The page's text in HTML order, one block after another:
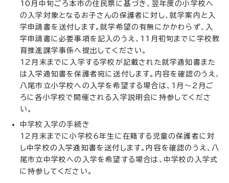
10月中旬ごろ本市の住民票に基づき、翌年度の小学校へ
の入学対象となるお子さんの保護者に対し、就学案内と入
学申請書を送付します。就学希望の有無にかかわらず、入
学申請書に必要事項を記入のうえ、11月初旬までに学校教
育推進課学事係へ提出してください。
12月末までに入学する学校が記載された就学通知書また
は入学通知書を保護者宛に送付します。内容を確認のうえ、
八尾市立小学校への入学を希望する場合は、1月～2月ご
ろに各小学校で開催される入学説明会に持参してくださ
い。
中学校入学の手続き
12月末までに小学校6年生に在籍する児童の保護者に対
し中学校の入学通知書を送付します。内容を確認のうえ、八
尾市立中学校への入学を希望する場合は、中学校の入学式
に持参してください。